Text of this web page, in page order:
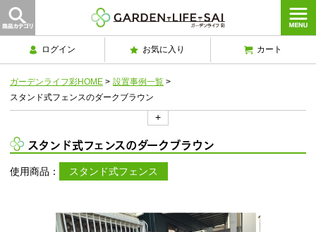
ログイン お気に入り カート
ガーデンライフ彩HOME > 設置事例一覧 >
スタンド式フェンスのダークブラウン
+
スタンド式フェンスのダークブラウン
使用商品： スタンド式フェンス